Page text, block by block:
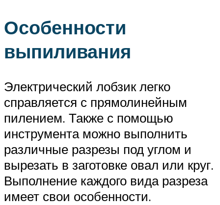
Особенности
выпиливания
Электрический лобзик легко
справляется с прямолинейным
пилением. Также с помощью
инструмента можно выполнить
различные разрезы под углом и
вырезать в заготовке овал или круг.
Выполнение каждого вида разреза
имеет свои особенности.